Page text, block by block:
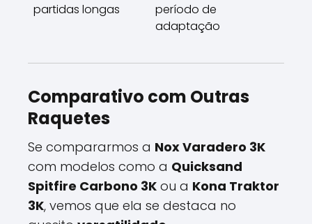
partidas longas
período de
adaptação
Comparativo com Outras
Raquetes
Se compararmos a Nox Varadero 3K
com modelos como a Quicksand
Spitfire Carbono 3K ou a Kona Traktor
3K, vemos que ela se destaca no